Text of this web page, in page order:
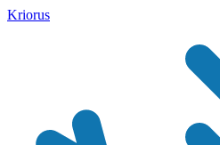
Kriorus